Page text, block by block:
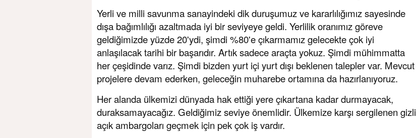
Yerli ve milli savunma sanayindeki dik duruşumuz ve kararlılığımız sayesinde
dışa bağımlılığı azaltmada iyi bir seviyeye geldi. Yerlilik oranımız göreve
geldiğimizde yüzde 20'ydi, şimdi %80'e çıkarmamız gelecekte çok iyi
anlaşılacak tarihi bir başarıdır. Artık sadece araçta yokuz. Şimdi mühimmatta
her çeşidinde varız. Şimdi bizden yurt içi yurt dışı beklenen talepler var. Mevcut
projelere devam ederken, geleceğin muharebe ortamına da hazırlanıyoruz.
Her alanda ülkemizi dünyada hak ettiği yere çıkartana kadar durmayacak,
duraksamayacağız. Geldiğimiz seviye önemlidir. Ülkemize karşı sergilenen gizli
açık ambargoları geçmek için pek çok iş vardır.